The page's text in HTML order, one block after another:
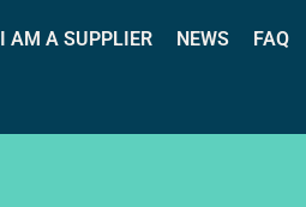
I AM A SUPPLIER NEWS FAQ